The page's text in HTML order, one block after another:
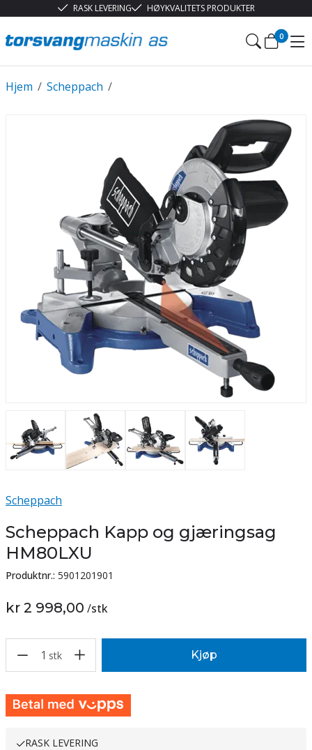
RASK LEVERING HØYKVALITETS PRODUKTER
0
/
Hjem /
Scheppach
Scheppach
Scheppach Kapp og gjæringsag
HM80LXU
Produktnr.: 5901201901
kr 2 998,00 /stk
1 stk Kjøp
RASK LEVERING